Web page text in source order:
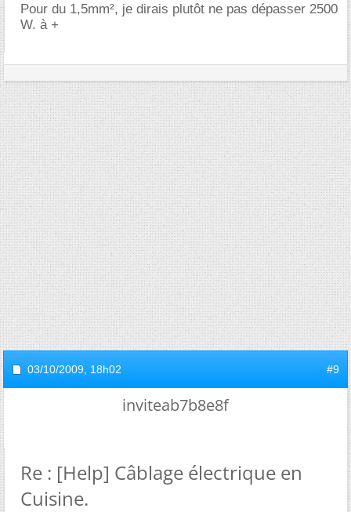
Pour du 1,5mm², je dirais plutôt ne pas dépasser 2500
W. à +
03/10/2009, 18h02 #9
inviteab7b8e8f
Re : [Help] Câblage électrique en
Cuisine.